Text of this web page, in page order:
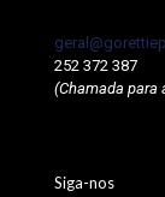
252 372 387
(Chamada para
Siga-nos